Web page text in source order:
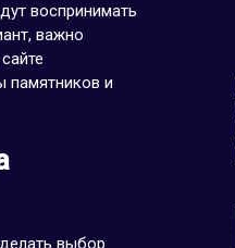
воспринимать
важно
памятников и
выбор